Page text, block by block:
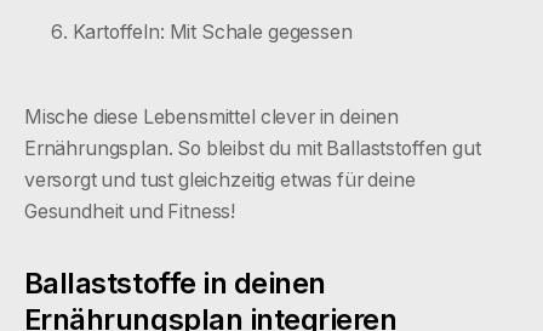
Kartoffeln: Mit Schale gegessen
Mische diese Lebensmittel clever in deinen
Ernährungsplan. So bleibst du mit Ballaststoffen gut
versorgt und tust gleichzeitig etwas für deine
Gesundheit und Fitness!
Ballaststoffe in deinen
Ernährungsplan integrieren